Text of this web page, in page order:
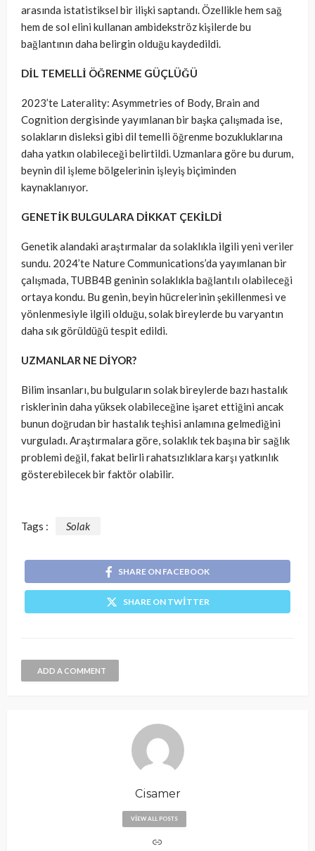
arasında istatistiksel bir ilişki saptandı. Özellikle hem sağ
hem de sol elini kullanan ambidekströz kişilerde bu
bağlantının daha belirgin olduğu kaydedildi.
DİL TEMELLİ ÖĞRENME GÜÇLÜĞÜ
2023’te Laterality: Asymmetries of Body, Brain and
Cognition dergisinde yayımlanan bir başka çalışmada ise,
solakların disleksi gibi dil temelli öğrenme bozukluklarına
daha yatkın olabileceği belirtildi. Uzmanlara göre bu durum,
beynin dil işleme bölgelerinin işleyiş biçiminden
kaynaklanıyor.
GENETİK BULGULARA DİKKAT ÇEKİLDİ
Genetik alandaki araştırmalar da solaklıkla ilgili yeni veriler
sundu. 2024’te Nature Communications’da yayımlanan bir
çalışmada, TUBB4B geninin solaklıkla bağlantılı olabileceği
ortaya kondu. Bu genin, beyin hücrelerinin şekillenmesi ve
yönlenmesiyle ilgili olduğu, solak bireylerde bu varyantın
daha sık görüldüğü tespit edildi.
UZMANLAR NE DİYOR?
Bilim insanları, bu bulguların solak bireylerde bazı hastalık
risklerinin daha yüksek olabileceğine işaret ettiğini ancak
bunun doğrudan bir hastalık teşhisi anlamına gelmediğini
vurguladı. Araştırmalara göre, solaklık tek başına bir sağlık
problemi değil, fakat belirli rahatsızlıklara karşı yatkınlık
gösterebilecek bir faktör olabilir.
Tags : Solak
SHARE ON FACEBOOK
SHARE ON TWITTER
ADD A COMMENT
Cisamer
VIEW ALL POSTS